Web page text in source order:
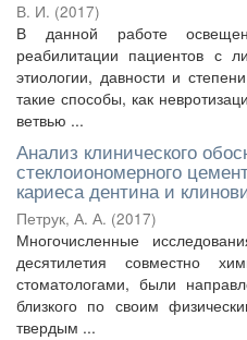
В. И. (2017)
В данной работе
реабилитации пациентов с
этиологии, давности и
такие способы, как
ветвью ...
Анализ клинического
стеклоиономерного
кариеса дентина и
Петрук, А. А. (2017)
Многочисленные
десятилетия совместно
стоматологами, были
близкого по своим
твердым ...